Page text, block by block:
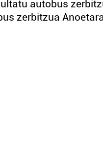
autobus
zerbitzua